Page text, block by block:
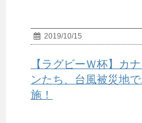
2019/10/15
【ラグビーＷ杯】カ
ンたち、台風被災地
施！